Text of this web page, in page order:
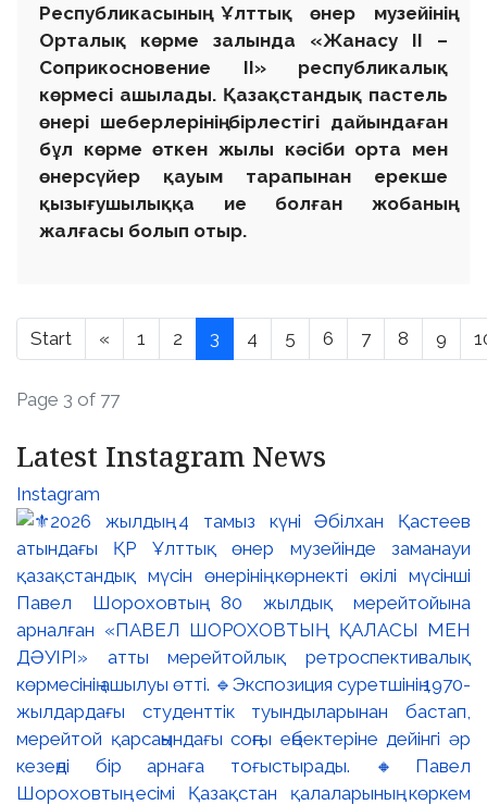
Республикасының Ұлттық өнер музейінің
Орталық көрме залында «Жанасу II –
Соприкосновение II» республикалық
көрмесі ашылады. Қазақстандық пастель
өнері шеберлерінің бірлестігі дайындаған
бұл көрме өткен жылы кәсіби орта мен
өнерсүйер қауым тарапынан ерекше
қызығушылыққа ие болған жобаның
жалғасы болып отыр.
Start « 1 2 3 4 5 6 7 8 9
Page 3 of 77
Latest Instagram News
Instagram